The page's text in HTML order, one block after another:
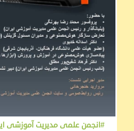
#انجمن علمی مدیریت آموزشی